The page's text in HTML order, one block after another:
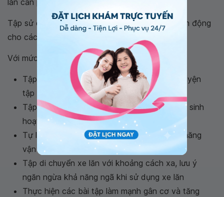
lăn cần phải đúng cách
Tập sử dụng các loại dụng cụ hỗ trợ và tăng vận động
cho các chi trên.
Với mức tổn thương C7 - T1
Tập di chuyển ở những độ cao khác nhau, luyện
tập với khoảng cách tăng dần
Tập thích nghi và độc lập với các hoạt động sinh
hoạt hàng ngày
Tự luyện tập với các bài tập cải thiện chức năng
vận động
Tập di chuyển xe lăn với khoảng cách xa, lưu ý
ngăn ngừa khả năng ngã khi sử dụng xe lăn
Thực hiện các bài tập làm mạnh gân cơ và tăng